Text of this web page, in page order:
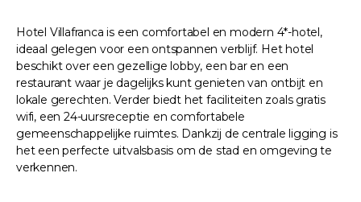
Hotel Villafranca is een comfortabel en modern 4*-hotel,
ideaal gelegen voor een ontspannen verblijf. Het hotel
beschikt over een gezellige lobby, een bar en een
restaurant waar je dagelijks kunt genieten van ontbijt en
lokale gerechten. Verder biedt het faciliteiten zoals gratis
wifi, een 24-uursreceptie en comfortabele
gemeenschappelijke ruimtes. Dankzij de centrale ligging is
het een perfecte uitvalsbasis om de stad en omgeving te
verkennen.